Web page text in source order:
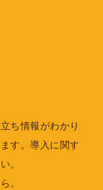
ち情報がわかり
す。導入に関す
。
。